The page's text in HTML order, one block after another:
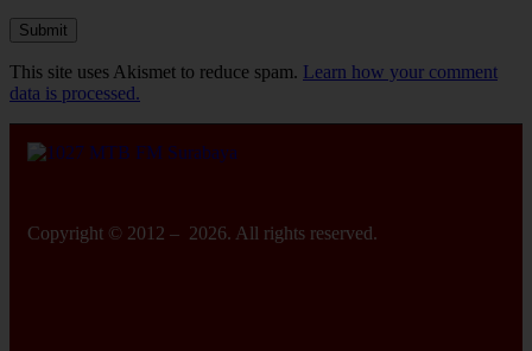
This site uses Akismet to reduce spam. Learn how your comment
data is processed.
Copyright © 2012 – 2026. All rights reserved.